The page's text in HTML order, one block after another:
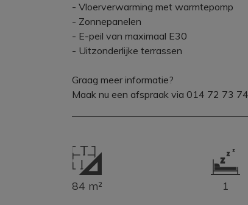
- Vloerverwarming met warmtepomp
- Zonnepanelen
- E-peil van maximaal E30
- Uitzonderlijke terrassen
Graag meer informatie?
Maak nu een afspraak via 014 72 73
84 m² 1